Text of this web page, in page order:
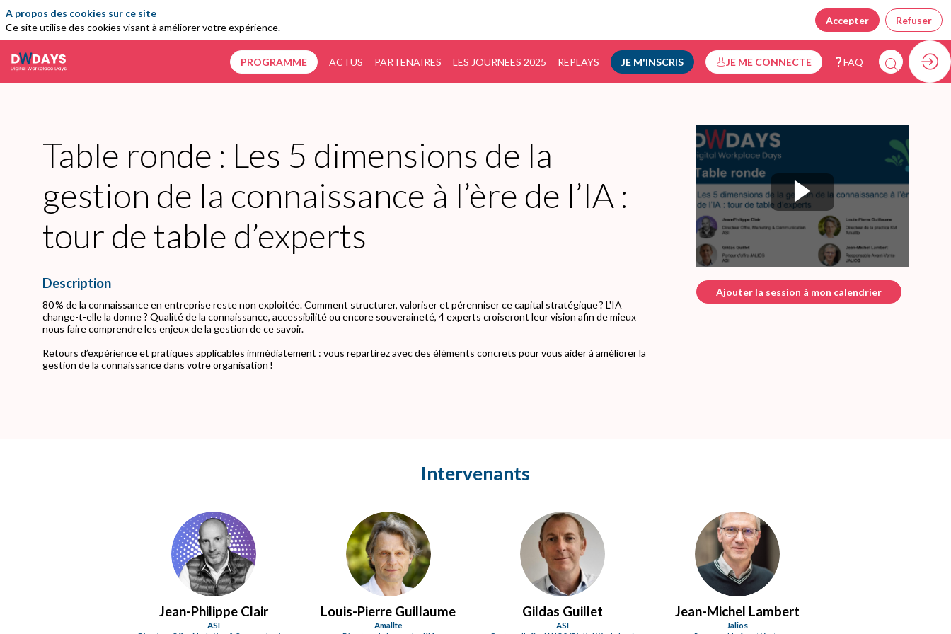
PROGRAMME ACTUS PARTENAIRES LES JOURNEES 2025 REPLAYS JE M'INSCRIS JE ME CONNECTE FAQ
Table ronde : Les 5 dimensions de la
gestion de la connaissance à l’ère de l’IA :
tour de table d’experts
Ajouter la session à mon calendrier
Description
80 % de la connaissance en entreprise reste non exploitée. Comment structurer, valoriser et pérenniser ce capital stratégique ? L'IA
change-t-elle la donne ? Qualité de la connaissance, accessibilité ou encore souveraineté, 4 experts croiseront leur vision afin de mieux
nous faire comprendre les enjeux de la gestion de ce savoir.
Retours d’expérience et pratiques applicables immédiatement : vous repartirez avec des éléments concrets pour vous aider à améliorer la
gestion de la connaissance dans votre organisation !
Intervenants
JC
Jean-Philippe Clair
ASI
LG
Louis-Pierre Guillaume
Amallte
GG
Gildas Guillet
ASI
JL
Jean-Michel Lambert
Jalios
A propos des cookies sur ce site
Ce site utilise des cookies visant à améliorer votre expérience.
Accepter Refuser